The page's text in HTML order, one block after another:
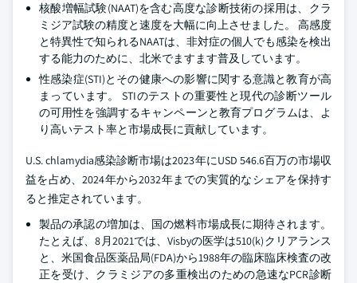
核酸増幅試験(NAAT)を含む高度な診断技術の採用は、クラ
ミジア試験の精度と速度を大幅に向上させました。 高感度
と特異性で知られるNAATは、非対症の個人でも感染を検出
する能力のために、北米でますます普及しています。
性感染症(STI)とその健康への影響に関する意識と教育が高
まっています。 STIのテストの重要性と現代の診断ツール
の可用性を強調するキャンペーンと教育プログラムは、よ
り高いテスト率と市場成長に貢献しています。
U.S. chlamydia感染診断市場は2023年にUSD 546.6百万の市場収
益を占め、2024年から2032年までの実質的なシェアを保持す
ると推定されています。
製品の承認の増加は、国の燃料市場成長に期待されます。
たとえば、8月2021では、Visbyの医学は510(k)クリアランス
と、米国食品医薬品局(FDA)から1988年の臨床臨床検査の改
正を受け、クラミジアの多重検出のための急速なPCR診断